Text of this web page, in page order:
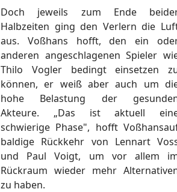
Doch jeweils zum Ende
Halbzeiten ging den Verlern die
aus. Voßhans hofft, den ein
anderen angeschlagenen Spieler
Thilo Vogler bedingt einsetzen
können, er weiß aber auch um
hohe Belastung der
Akteure. „Das ist aktuell
schwierige Phase", hofft
baldige Rückkehr von Lennart
und Paul Voigt, um vor allem
Rückraum wieder mehr
zu haben.